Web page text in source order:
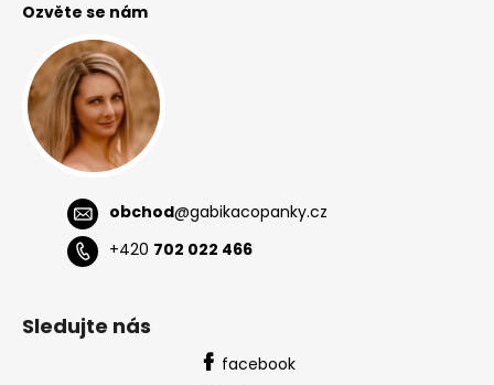
Ozvěte se nám
obchod@gabikacopanky.cz
+420 702 022 466
Sledujte nás
facebook